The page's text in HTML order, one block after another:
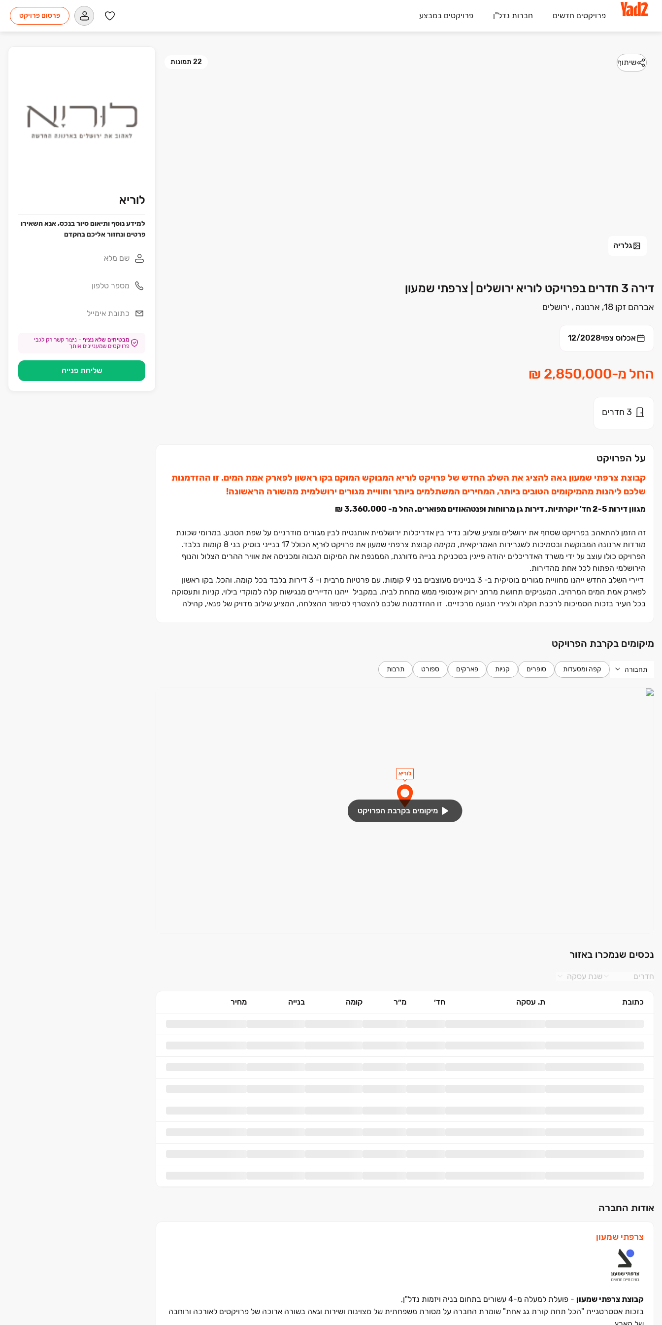
פרויקטים חדשים חברות נדל"ן פרויקטים במבצע פרסום פרויקט
22 תמונות שיתוף
גלריה
דירה 3 חדרים בפרויקט לוריא ירושלים | צרפתי שמעון
אברהם זקן 18, ארנונה , ירושלים
אכלוס צפוי12/2028
החל מ-
3 חדרים
על הפרויקט
קבוצת צרפתי שמעון גאה להציג את השלב החדש של פרויקט לוריא המבוקש המוקם בקו ראשון לפארק אמת המים. זו ההזדמנות
שלכם ליהנות מהמיקומים הטובים ביותר, המחירים המשתלמים ביותר וחוויית מגורים ירושלמיתמהשורה הראשונה!
מגוון דירות ‏2-5 חד' יוקרתיות, דירות גן מרווחות ופנטהאוזים מפוארים. החל מ- 3,360,000 ₪
זה הזמן להתאהב בפרויקט שסחף את ירושלים ומציע שילוב נדיר בין אדריכלות ירושלמית אותנטית לבין מגורים מודרניים על שפת הטבע. במרומי שכונת
מורדות ארנונה המבוקשת ובסמיכות לשגרירות האמריקאית, מקימה קבוצת צרפתי שמעון את פרויקט לוּריָא הכולל ‏17 בנייני בוטיק בני ‏8 קומות בלבד.
הפרויקט כולו עוצב על ידי משרד האדריכלים יהודה פייגין בטכניקת בנייה מדורגת, הממנפת את המיקום הגבוה ומכניסה את אוויר ההרים הצלול והנוף
הירושלמי הפתוח לכל אחת מהדירות.
דיירי השלב החדש ייהנו מחוויית מגורים בוטיקית ב- 3 בניינים מעוצבים בני 9 קומות, עם פרטיות מרבית ו- 3 דירות בלבד בכל קומה, והכל, בקו ראשון
לפארק אמת המים המרהיב, המעניקים תחושת מרחב ירוק אינסופי ממש מתחת לבית. במקביל ייהנו הדיירים מנגישות קלה למוקדי בילוי, קניות ותעסוקה
בכל העיר בזכות הסמיכות לרכבת הקלה ולצירי תנועה מרכזיים. זו ההזדמנות שלכם להצטרף לסיפור ההצלחה, המציע שילוב מדויק של פנאי, קהילה
אכלוס שלב א' מגרש 10 – 31/12/2028
אכלוס שלב ב' מגרש 12 – 30/06/2030
לפרטים נוספים ותיאום פגישה לחצו>>
מיקומים בקרבת הפרויקט
תחבורה קפה ומסעדות סופרים קניות פארקים ספורט תרבות
לוריא
מיקומים בקרבת הפרויקט
נכסים שנמכרו באזור
חדרים שנת עסקה
כתובת ת. עסקה חד׳ מ״ר קומה בנייה מחיר
אודות החברה
צרפתי שמעון
קבוצת צרפתי שמעון - פועלת למעלה מ-4 עשורים בתחום בניה ויזמות נדל"ן,
בזכות אסטרטגיית "הכל תחת קורת גג אחת" שומרת החברה על מסורת משפחתית של מצוינות ושירות וגאה בשורה ארוכה של פרויקטים לאורכה ורוחבה
לוריא
למידע נוסף ותיאום סיור בנכס, אנא השאירו
פרטים ונחזור אליכם בהקדם
מבטיחים שלא נציף - ניצור קשר רק לגבי
פרויקטים שמעניינים אותך
שליחת פנייה